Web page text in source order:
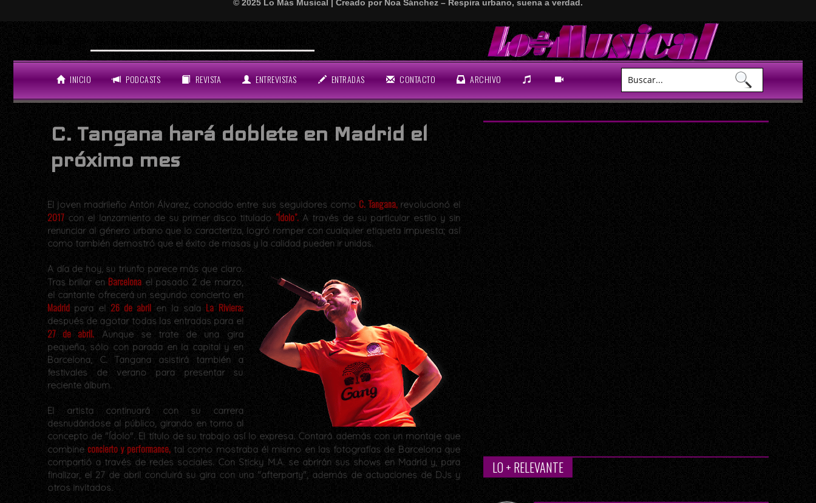
© 2025 Lo Más Musical | Creado por Noa Sánchez – Respira urbano, suena a verdad.
LO ÚLTIMO Wi
INICIO PODCASTS REVISTA ENTREVISTAS ENTRADAS CONTACTO ARCHIVO
C. Tangana hará doblete en Madrid el
próximo mes
El joven madrileño Antón Álvarez, conocido entre sus seguidores comoC. Tangana,revolucionó el
2017con el lanzamiento de su primer disco titulado"Ídolo".A través de su particular estilo y sin
renunciar al género urbano que lo caracteriza, logró romper con cualquier etiqueta impuesta; así
como también demostró que el éxito de masas y la calidad pueden ir unidas.
A día de hoy, su triunfo parece más que claro.
Tras brillar enBarcelonael pasado 2 de marzo,
el cantante ofrecerá un segundo concierto en
Madridpara el26 de abrilen la salaLa Riviera;
después de agotar todas las entradas para el
27 de abril.Aunque se trate de una gira
pequeña, sólo con parada en la capital y en
Barcelona, C. Tangana asistirá también a
festivales de verano para presentar su
reciente álbum.
El artista continuará con su carrera
desnudándose al público, girando en torno al
concepto de "Ídolo". El título de su trabajo así lo expresa. Contará además con un montaje que
combineconcierto y performance,tal como mostraba él mismo en las fotografías de Barcelona que
compartió a través de redes sociales. Con Sticky M.A. se abrirán sus shows en Madrid y, para
finalizar, el 27 de abril concluirá su gira con una "afterparty", además de actuaciones de DJs y
otros invitados.
LO + RELEVANTE